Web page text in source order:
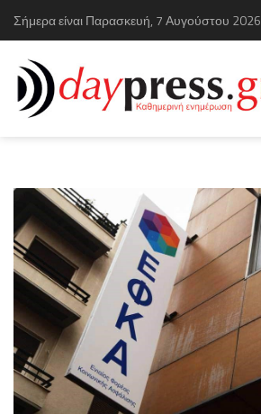
Σήμερα είναι Παρασκευή, 7 Αυγούστου 2026